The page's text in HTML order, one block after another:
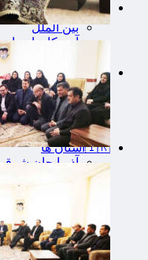
🟫جهان
بین الملل
آمریکا و اروپاه
چندرسانه‌ای
فیلم
گزارش تصویری
عکس
اینفوگرافی
🇮🇷استان ها
آذربایجان شرقی
البرز
ایلام
بوشهر